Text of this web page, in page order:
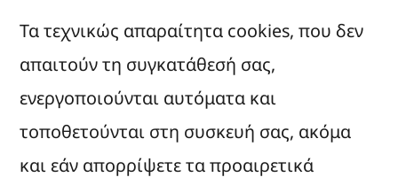
Τα τεχνικώς απαραίτητα cookies, που δεν
απαιτούν τη συγκατάθεσή σας,
ενεργοποιούνται αυτόματα και
τοποθετούνται στη συσκευή σας, ακόμα
και εάν απορρίψετε τα προαιρετικά